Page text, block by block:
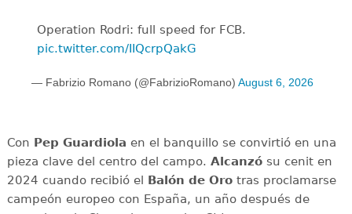
Operation Rodri: full speed for FCB.
pic.twitter.com/IIQcrpQakG
— Fabrizio Romano (@FabrizioRomano) August 6, 2026
Con Pep Guardiola en el banquillo se convirtió en una
pieza clave del centro del campo. Alcanzósu cenit en
2024 cuando recibió el Balón de Orotras proclamarse
campeón europeo con España, un año después de